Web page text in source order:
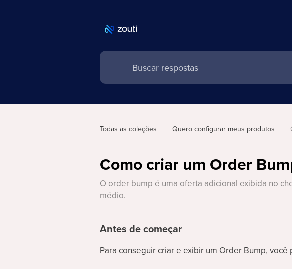
Todas as coleções Quero configurar meus produtos
Como criar um Order
O order bump é uma oferta adicional exibida no
médio.
Antes de começar
Para conseguir criar e exibir um Order Bump, você